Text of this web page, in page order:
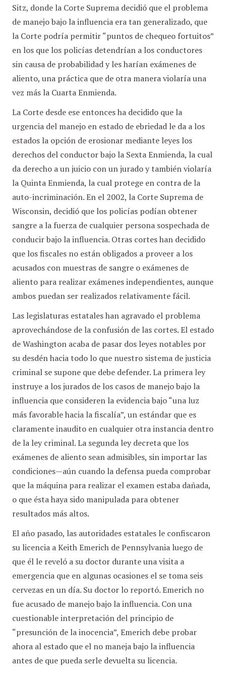
Sitz, donde la Corte Suprema decidió que el problema
de manejo bajo la influencia era tan generalizado, que
la Corte podría permitir “puntos de chequeo fortuitos”
en los que los policías detendrían a los conductores
sin causa de probabilidad y les harían exámenes de
aliento, una práctica que de otra manera violaría una
vez más la Cuarta Enmienda.
La Corte desde ese entonces ha decidido que la
urgencia del manejo en estado de ebriedad le da a los
estados la opción de erosionar mediante leyes los
derechos del conductor bajo la Sexta Enmienda, la cual
da derecho a un juicio con un jurado y también violaría
la Quinta Enmienda, la cual protege en contra de la
auto-incriminación. En el 2002, la Corte Suprema de
Wisconsin, decidió que los policías podían obtener
sangre a la fuerza de cualquier persona sospechada de
conducir bajo la influencia. Otras cortes han decidido
que los fiscales no están obligados a proveer a los
acusados con muestras de sangre o exámenes de
aliento para realizar exámenes independientes, aunque
ambos puedan ser realizados relativamente fácil.
Las legislaturas estatales han agravado el problema
aprovechándose de la confusión de las cortes. El estado
de Washington acaba de pasar dos leyes notables por
su desdén hacia todo lo que nuestro sistema de justicia
criminal se supone que debe defender. La primera ley
instruye a los jurados de los casos de manejo bajo la
influencia que consideren la evidencia bajo “una luz
más favorable hacia la fiscalía”, un estándar que es
claramente inaudito en cualquier otra instancia dentro
de la ley criminal. La segunda ley decreta que los
exámenes de aliento sean admisibles, sin importar las
condiciones—aún cuando la defensa pueda comprobar
que la máquina para realizar el examen estaba dañada,
o que ésta haya sido manipulada para obtener
resultados más altos.
El año pasado, las autoridades estatales le confiscaron
su licencia a Keith Emerich de Pennsylvania luego de
que él le reveló a su doctor durante una visita a
emergencia que en algunas ocasiones el se toma seis
cervezas en un día. Su doctor lo reportó. Emerich no
fue acusado de manejo bajo la influencia. Con una
cuestionable interpretación del principio de
“presunción de la inocencia”, Emerich debe probar
ahora al estado que el no maneja bajo la influencia
antes de que pueda serle devuelta su licencia.